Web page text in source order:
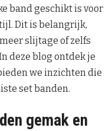
band geschikt is voor
Dit is belangrijk,
slijtage of zelfs
deze blog ontdek je
we inzichten die
set banden.
gemak en